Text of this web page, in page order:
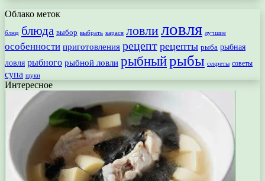
Облако меток
блюд блюда выбор выбрать карася ловлиловля лучшие
особенности приготовления рецепт рецепты рыба рыбная
ловля рыбного рыбной ловли рыбныйрыбы секреты советы
супа щуки
Интересное